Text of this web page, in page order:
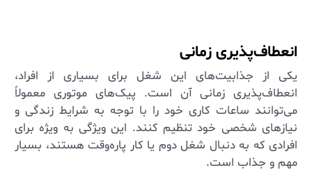
انعطاف‌پذیری زمانی
یکی از جذابیت‌های این شغل برای بسیاری از افراد،
انعطاف‌پذیری زمانی آن است. پیک‌های موتوری معمولاً
می‌توانند ساعات کاری خود را با توجه به شرایط زندگی و
نیازهای شخصی خود تنظیم کنند. این ویژگی به ویژه برای
افرادی که به دنبال شغل دوم یا کار پاره‌وقت هستند، بسیار
مهم و جذاب است.